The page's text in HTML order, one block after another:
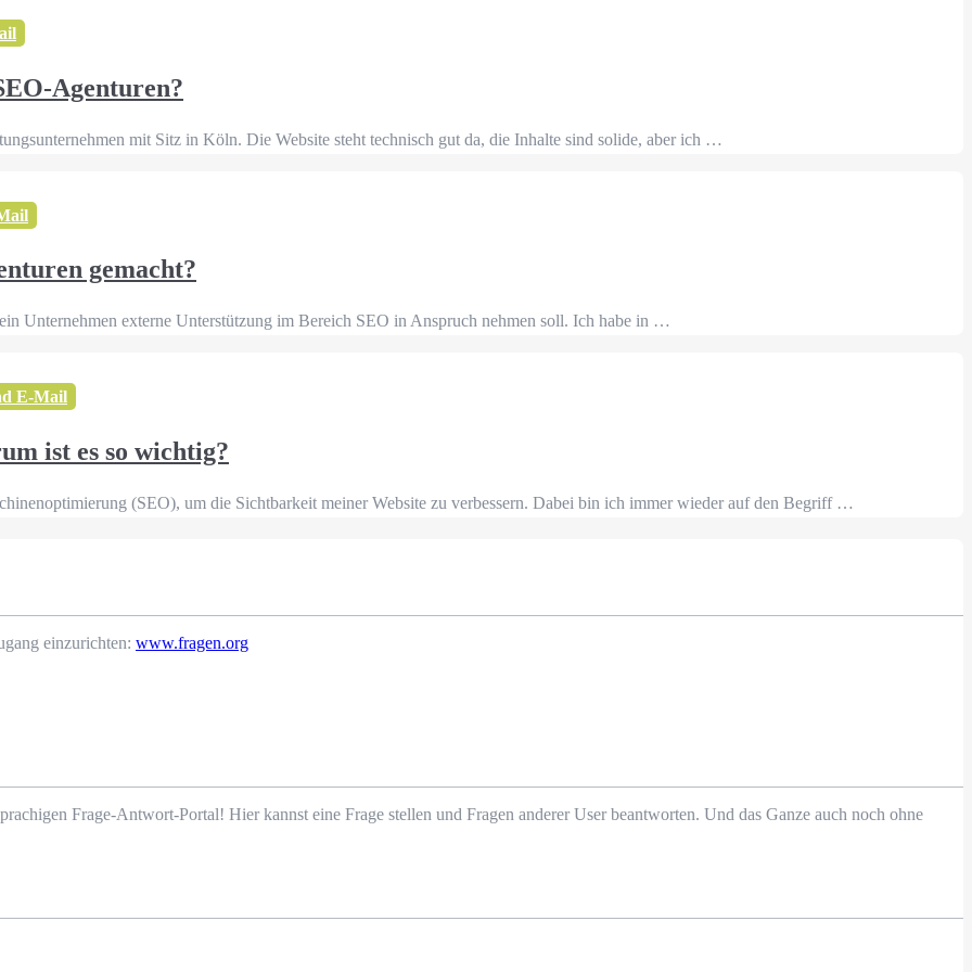
Agenturen?
mit Sitz in Köln. Die Website steht technisch gut da, die Inhalte sind solide, aber ich …
gemacht?
Unternehmen externe Unterstützung im Bereich SEO in Anspruch nehmen soll. Ich habe in …
E-Mail
ist es so wichtig?
(SEO), um die Sichtbarkeit meiner Website zu verbessern. Dabei bin ich immer wieder auf den Begriff …
einzurichten: www.fragen.org
Frage-Antwort-Portal! Hier kannst eine Frage stellen und Fragen anderer User beantworten. Und das Ganze auch noch ohne